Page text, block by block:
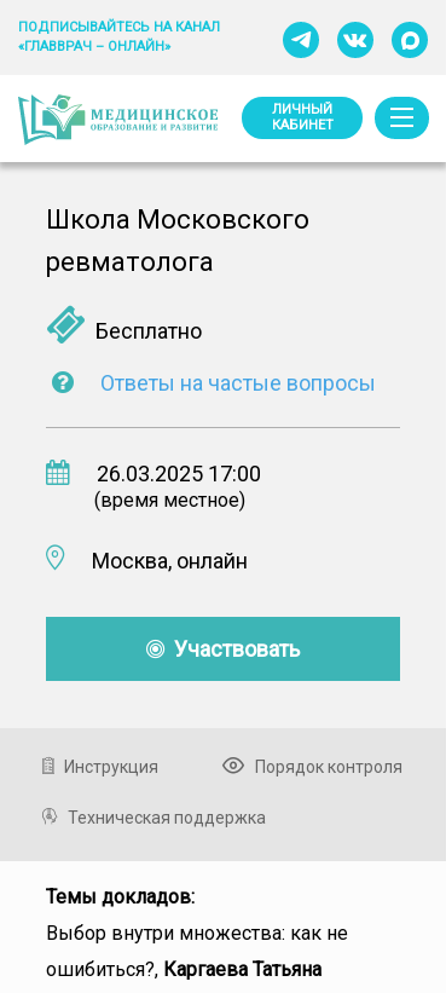
ПОДПИСЫВАЙТЕСЬ НА КАНАЛ
«ГЛАВВРАЧ – ОНЛАЙН»
ЛИЧНЫЙ
КАБИНЕТ
Школа Московского
ревматолога
Бесплатно
Ответы на частые вопросы
26.03.2025 17:00
(время местное)
Москва, онлайн
Участвовать
Инструкция Порядок контроля
Техническая поддержка
Темы докладов:
Выбор внутри множества: как не
ошибиться?, Каргаева Татьяна